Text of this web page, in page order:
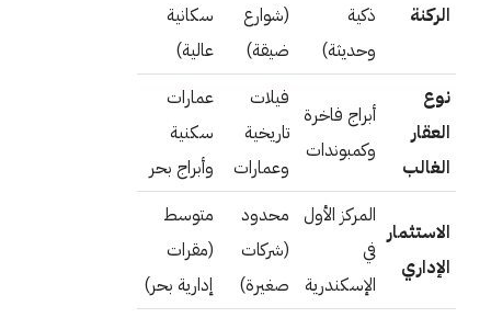
الركنة
ذكية
وحديثة)
(شوارع
ضيقة)
سكانية
عالية)
نوع
العقار
الغالب
أبراج فاخرة
وكمبوندات
فيلات
تاريخية
وعمارات
عمارات
سكنية
وأبراج بحر
الاستثمار
الإداري
المركز الأول
في
الإسكندرية
محدود
(شركات
صغيرة)
متوسط
(مقرات
إدارية بحر)